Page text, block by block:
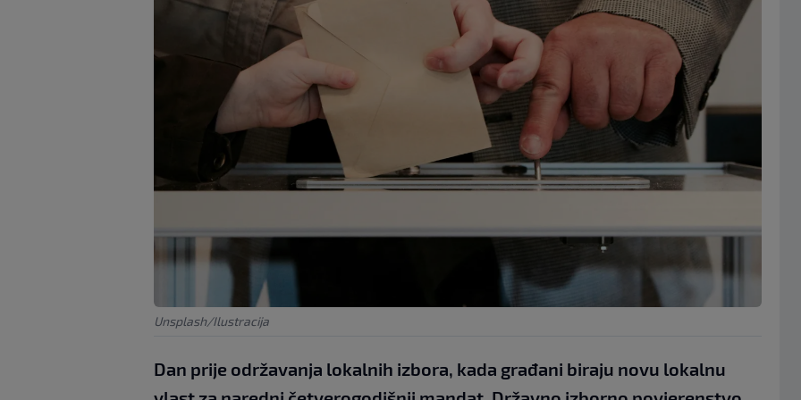
Unsplash/Ilustracija
Dan prije održavanja lokalnih izbora, kada građani biraju novu lokalnu